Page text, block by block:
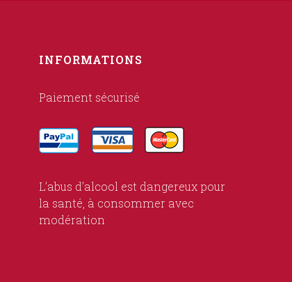
INFORMATIONS
Paiement sécurisé
L’abus d’alcool est dangereux pour
la santé, à consommer avec
modération